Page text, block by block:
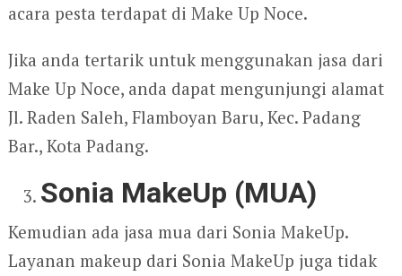
acara pesta terdapat di Make Up Noce.
Jika anda tertarik untuk menggunakan jasa dari
Make Up Noce, anda dapat mengunjungi alamat
Jl. Raden Saleh, Flamboyan Baru, Kec. Padang
Bar., Kota Padang.
Sonia MakeUp (MUA)
Kemudian ada jasa mua dari Sonia MakeUp.
Layanan makeup dari Sonia MakeUp juga tidak